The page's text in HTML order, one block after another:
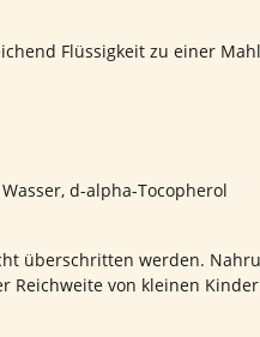
Flüssigkeit zu einer
d-alpha-Tocopherol
überschritten werden.
Reichweite von kleinen